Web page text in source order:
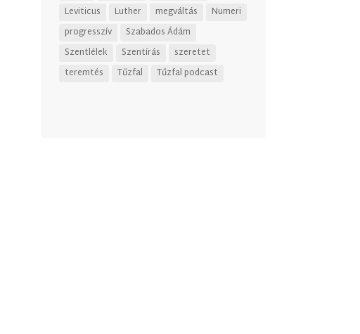
Leviticus
Luther megváltás
Numeri
progresszív
Szabados Ádám
Szentlélek
Szentírás
szeretet
teremtés
Tűzfal Tűzfal podcast